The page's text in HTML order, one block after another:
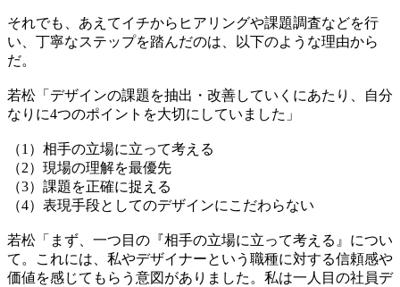
それでも、あえてイチからヒアリングや課題調査などを行
い、丁寧なステップを踏んだのは、以下のような理由から
だ。
若松「デザインの課題を抽出・改善していくにあたり、自分
なりに4つのポイントを大切にしていました」
（1）相手の立場に立って考える
（2）現場の理解を最優先
（3）課題を正確に捉える
（4）表現手段としてのデザインにこだわらない
若松「まず、一つ目の『相手の立場に立って考える』につい
て。これには、私やデザイナーという職種に対する信頼感や
価値を感じてもらう意図がありました。私は一人目の社員デ